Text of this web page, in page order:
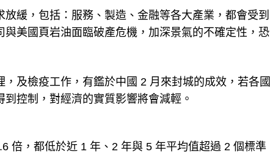
緩，包括：服務、製造、金融等各大產業，都會受到
美國頁岩油面臨破產危機，加深景氣的不確定性，恐
及檢疫工作，有鑑於中國 2 月來封城的成效，若各國
控制，對經濟的實質影響將會減輕。
倍，都低於近 1 年、2 年與 5 年平均值超過 2 個標準